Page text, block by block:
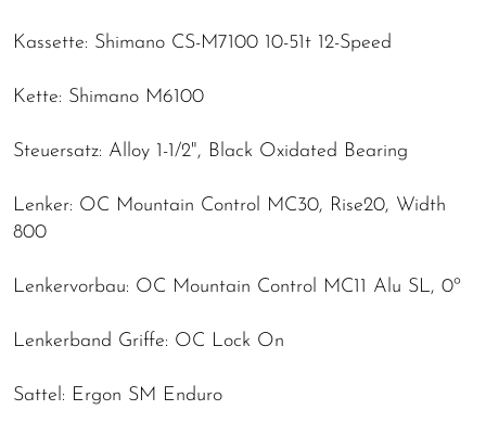
Kassette: Shimano CS-M7100 10-51t 12-Speed
Kette: Shimano M6100
Steuersatz: Alloy 1-1/2", Black Oxidated Bearing
Lenker: OC Mountain Control MC30, Rise20, Width
800
Lenkervorbau: OC Mountain Control MC11 Alu SL, 0º
Lenkerband Griffe: OC Lock On
Sattel: Ergon SM Enduro